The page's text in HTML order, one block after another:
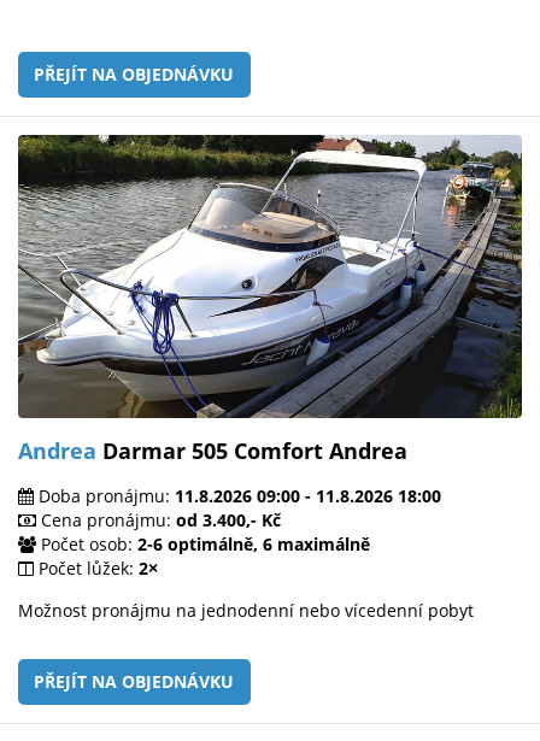
PŘEJÍT NA OBJEDNÁVKU
Andrea Darmar 505 Comfort Andrea
Doba pronájmu: 11.8.2026 09:00 - 11.8.2026 18:00
Cena pronájmu: od 3.400,- Kč
Počet osob: 2-6 optimálně, 6 maximálně
Počet lůžek: 2×
Možnost pronájmu na jednodenní nebo vícedenní pobyt
PŘEJÍT NA OBJEDNÁVKU